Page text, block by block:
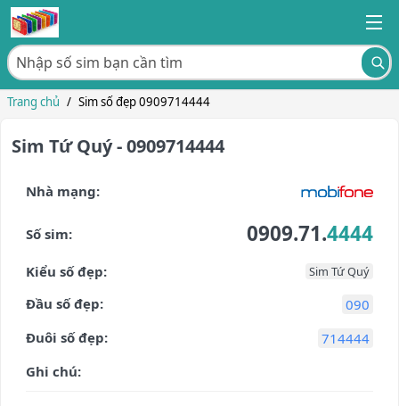
Trang chủ / Sim số đẹp 0909714444
Sim Tứ Quý - 0909714444
Nhà mạng:
Số sim: 0909.71.4444
Kiểu số đẹp: Sim Tứ Quý
Đầu số đẹp:
090
Đuôi số đẹp:
714444
Ghi chú: